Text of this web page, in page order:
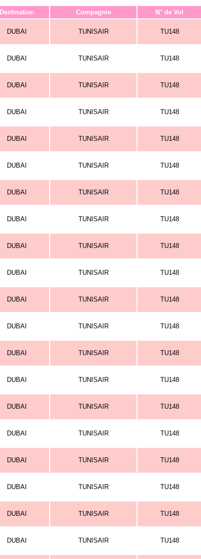
Destination Compagnie N° de Vol
DUBAI TUNISAIR TU148
DUBAI TUNISAIR TU148
DUBAI TUNISAIR TU148
DUBAI TUNISAIR TU148
DUBAI TUNISAIR TU148
DUBAI TUNISAIR TU148
DUBAI TUNISAIR TU148
DUBAI TUNISAIR TU148
DUBAI TUNISAIR TU148
DUBAI TUNISAIR TU148
DUBAI TUNISAIR TU148
DUBAI TUNISAIR TU148
DUBAI TUNISAIR TU148
DUBAI TUNISAIR TU148
DUBAI TUNISAIR TU148
DUBAI TUNISAIR TU148
DUBAI TUNISAIR TU148
DUBAI TUNISAIR TU148
DUBAI TUNISAIR TU148
DUBAI TUNISAIR TU148